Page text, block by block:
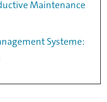
Maintenance
Systeme: